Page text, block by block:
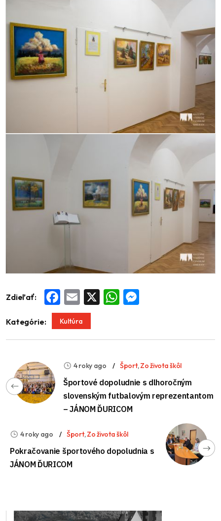
Zdieľať: Facebook
Email WhatsApp
Kategórie: Kultúra
4 roky ago Šport,Zo života škôl
Športové dopoludnie s dlhoročným
slovenským futbalovým reprezentantom
– JÁNOM ĎURICOM
4 roky ago Šport,Zo života škôl
Pokračovanie športového dopoludnia s
JÁNOM ĎURICOM